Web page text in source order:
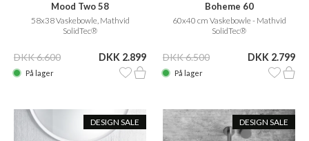
Mood Two 58
58x38 Vaskebowle, Mathvid
SolidTec®
DKK 6.600 DKK 2.899
På lager
Boheme 60
60x40 cm Vaskebowle - Mathvid
SolidTec®
DKK 6.500 DKK 2.799
På lager
DESIGN SALE DESIGN SALE